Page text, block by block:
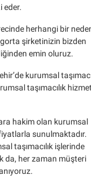
eder.
herhangi bir
şirketinizin bizden
emin oluruz.
kurumsal
taşımacılık
hakim olan kurumsal
sunulmaktadır.
taşımacılık işlerinde
da, her zaman müşteri